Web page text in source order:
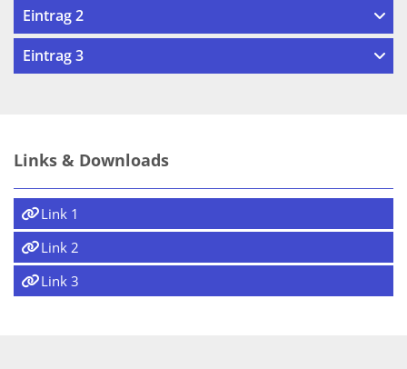
Eintrag 2
Eintrag 3
Links & Downloads
Link 1
Link 2
Link 3